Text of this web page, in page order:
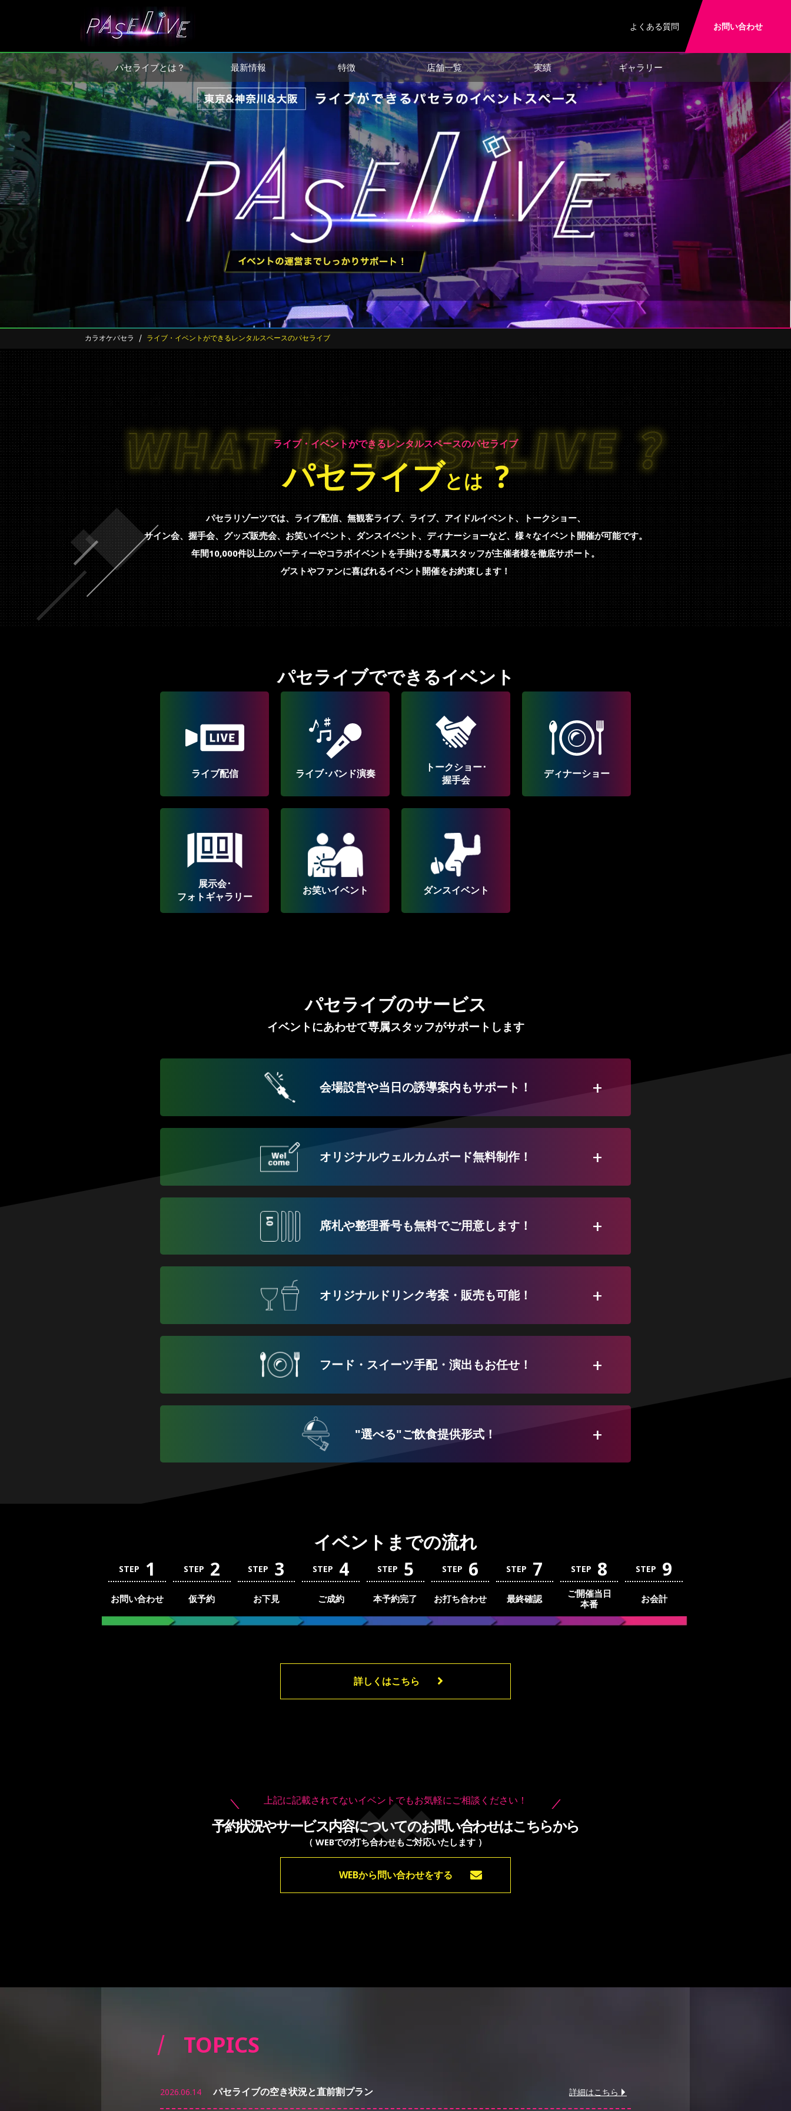
よくある質問 お問い合わせ
パセライブとは？ 最新情報 特徴 店舗一覧 実績 ギャラリー
カラオケパセラ ライブ・イベントができるレンタルスペースのパセライブ
ライブ・イベントができるレンタルスペースのパセライブ
パセライブとは ?
パセラリゾーツでは、ライブ配信、無観客ライブ、ライブ、アイドルイベント、トークショー、
サイン会、握手会、グッズ販売会、お笑いイベント、ダンスイベント、ディナーショーなど、様々なイベント開催が可能です。
年間10,000件以上のパーティーやコラボイベントを手掛ける専属スタッフが主催者様を徹底サポート。
ゲストやファンに喜ばれるイベント開催をお約束します！
パセライブでできるイベント
ライブ配信 ライブ･バンド演奏
トークショー･
握手会
ディナーショー
展示会･
フォトギャラリー
お笑いイベント ダンスイベント
パセライブのサービス
イベントにあわせて専属スタッフがサポートします
会場設営や当日の誘導案内もサポート！
オリジナルウェルカムボード無料制作！
席札や整理番号も無料でご用意します！
オリジナルドリンク考案・販売も可能！
フード・スイーツ手配・演出もお任せ！
"選べる"ご飲食提供形式！
イベントまでの流れ
STEP 1
お問い合わせ
STEP 2
仮予約
STEP 3
お下見
STEP 4
ご成約
STEP 5
本予約完了
STEP 6
お打ち合わせ
STEP 7
最終確認
STEP 8
ご開催当日
本番
STEP 9
お会計
詳しくはこちら
上記に記載されてないイベントでもお気軽にご相談ください！
予約状況やサービス内容についてのお問い合わせはこちらから
（ WEBでの打ち合わせもご対応いたします ）
WEBから問い合わせをする
TOPICS
2026.06.14 パセライブの空き状況と直前割プラン 詳細はこちら